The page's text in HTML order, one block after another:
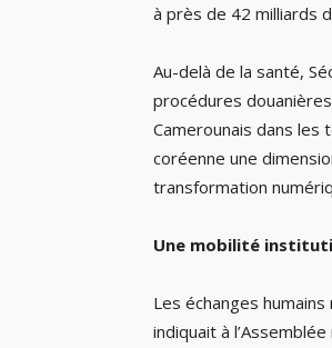
à près de 42 milliards
Au-delà de la santé,
procédures
Camerounais dans les
coréenne une
transformation
Une mobilité
Les échanges
indiquait à